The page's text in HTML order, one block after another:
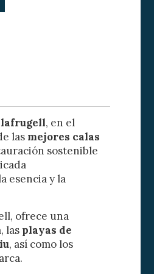
, en el
las mejores calas
sostenible
esencia y la
ofrece una
las playas de
, así como los